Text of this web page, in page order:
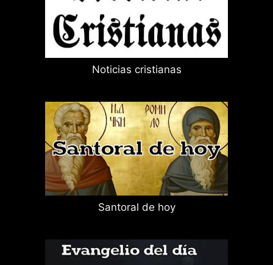
Noticias cristianas
Santoral de hoy